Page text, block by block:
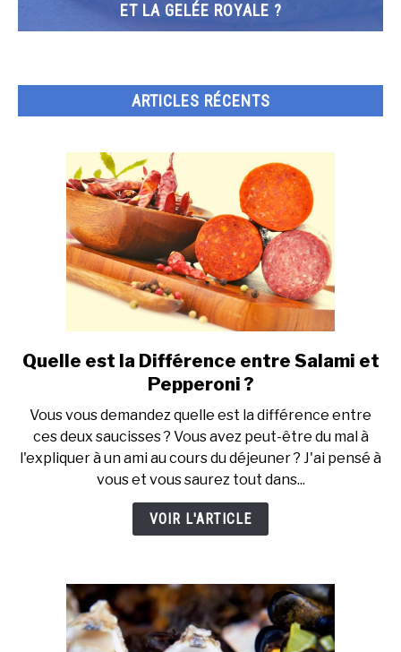
ET LA GELÉE ROYALE ?
ARTICLES RÉCENTS
link
to
est
la
Différence
entre
Salami
Quelle est la Différence entre Salami et
Pepperoni ?
Vous vous demandez quelle est la différence entre
ces deux saucisses ? Vous avez peut-être du mal à
l'expliquer à un ami au cours du déjeuner ? J'ai pensé à
vous et vous saurez tout dans...
VOIR L'ARTICLE